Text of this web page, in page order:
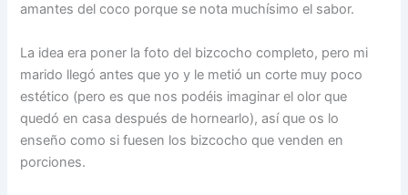
amantes del coco porque se nota muchísimo el sabor.
La idea era poner la foto del bizcocho completo, pero mi
marido llegó antes que yo y le metió un corte muy poco
estético (pero es que nos podéis imaginar el olor que
quedó en casa después de hornearlo), así que os lo
enseño como si fuesen los bizcocho que venden en
porciones.